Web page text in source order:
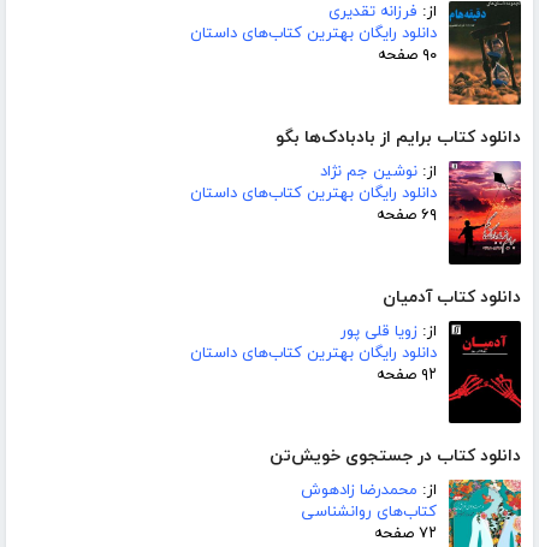
از: فرزانه تقدیری
دانلود رایگان بهترین کتاب‌های داستان
۹۰ صفحه
دانلود کتاب برایم از بادبادک‌ها بگو
از: نوشین جم نژاد
دانلود رایگان بهترین کتاب‌های داستان
۶۹ صفحه
دانلود کتاب آدمیان
از: زویا قلی پور
دانلود رایگان بهترین کتاب‌های داستان
۹۲ صفحه
دانلود کتاب در جستجوی خویش‌تن
از: محمدرضا زادهوش
کتاب‌های روانشناسی
۷۲ صفحه